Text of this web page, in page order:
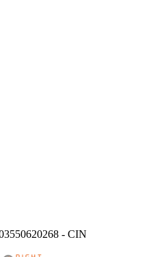
- CIN